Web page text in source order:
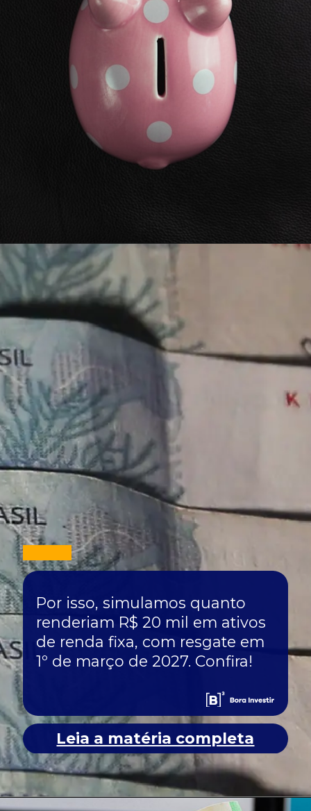
Por isso, simulamos quanto
renderiam R$ 20 mil em ativos
de renda fixa, com resgate em
1º de março de 2027. Confira!
Leia a matéria completa